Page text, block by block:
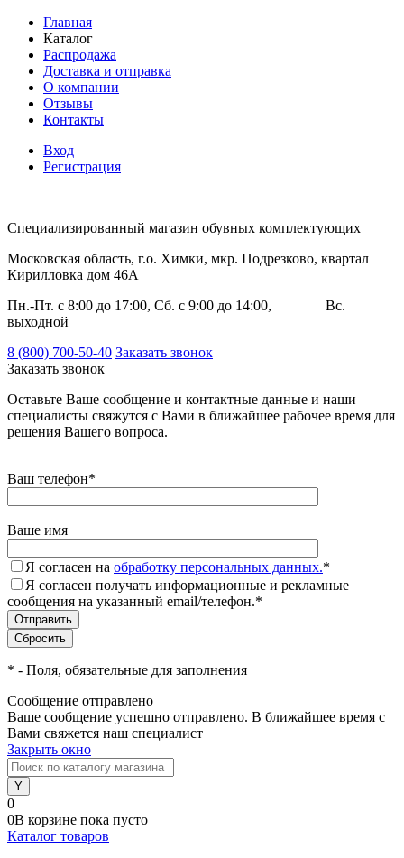
Главная
Каталог
Распродажа
Доставка и отправка
О компании
Отзывы
Контакты
Вход
Регистрация
Специализированный магазин обувных комплектующих
Московская область, г.о. Химки, мкр. Подрезково, квартал
Кирилловка дом 46А
Пн.-Пт. с 8:00 до 17:00, Сб. с 9:00 до 14:00, Вс.
выходной
8 (800) 700-50-40 Заказать звонок
Заказать звонок
Оставьте Ваше сообщение и контактные данные и наши
специалисты свяжутся с Вами в ближайшее рабочее время для
решения Вашего вопроса.
Ваш телефон*
Ваше имя
Я согласен на обработку персональных данных.*
Я согласен получать информационные и рекламные
сообщения на указанный email/телефон.*
* - Поля, обязательные для заполнения
Сообщение отправлено
Ваше сообщение успешно отправлено. В ближайшее время с
Вами свяжется наш специалист
Закрыть окно
0
0В корзине пока пусто
Каталог товаров